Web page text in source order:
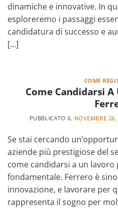
dinamiche e innovative. In
esploreremo i passaggi
candidatura di successo e
[…]
COME
Come Candidarsi
PUBBLICATO IL NOVEMBRE
Se stai cercando
aziende più prestigiose del
come candidarsi a un lavoro
fondamentale. Ferrero è
innovazione, e lavorare per
rappresenta il sogno per